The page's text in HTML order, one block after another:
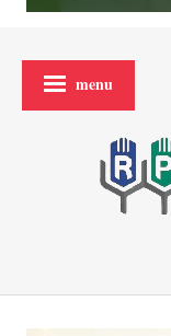
menu